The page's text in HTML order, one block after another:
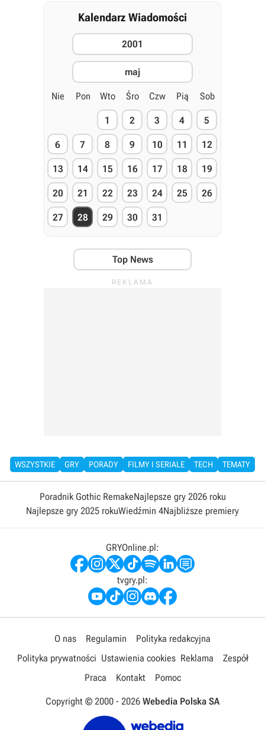
Kalendarz Wiadomości
2001
maj
Nie Pon Wto Śro Czw Pią Sob
1 2 3 4 5
6 7 8 9 10 11 12
13 14 15 16 17 18 19
20 21 22 23 24 25 26
27 28 29 30 31
Top News
WSZYSTKIE GRY PORADY FILMY I SERIALE TECH TEMATY
Poradnik Gothic RemakeNajlepsze gry 2026 roku
Najlepsze gry 2025 rokuWiedźmin 4Najbliższe premiery
GRYOnline.pl:
tvgry.pl:
O nas Regulamin
Polityka redakcyjna
Polityka prywatności Ustawienia cookies Reklama
Zespół
Praca
Kontakt Pomoc
Copyright © 2000 - 2026 Webedia Polska SA